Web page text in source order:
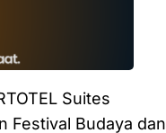
Suites
Festival Budaya dan